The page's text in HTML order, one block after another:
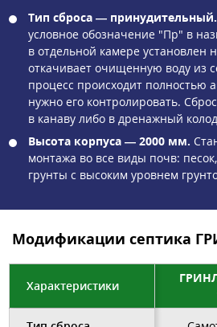
Тип сброса — принудительный.
условное обозначение "Пр" в
в отдельной камере установлен
откачивает очищенную воду из
процесс происходит полностью
нужно его контролировать.
в канаву либо в дренажный
Высота корпуса — 2000 мм.
монтажа во все виды почв:
грунты с высоким уровнем
Модификации септика
Характеристики